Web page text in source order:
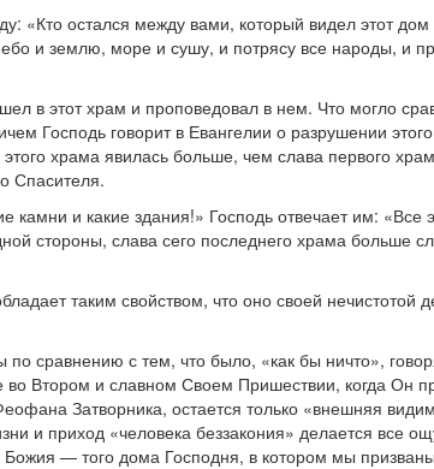
«Кто остался между вами, который видел этот
и землю, море и сушу, и потрясу все народы, и
в этот храм и проповедовал в нем. Что могло
Господь говорит в Евангелии о разрушении
храма явилась больше, чем слава первого
Спасителя.
камни и какие здания!» Господь отвечает им: «Все
стороны, слава сего последнего храма больше
таким свойством, что оно своей нечистотой
сравнению с тем, что было, «как бы ничто»,
Втором и славном Своем Пришествии, когда Он
Затворника, остается только «внешняя
и приход «человека беззакония» делается все
— того дома Господня, в котором мы